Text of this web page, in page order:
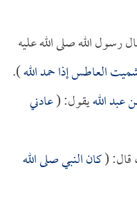
رسول الله صلى الله عليه
العاطس إذا حمد الله).
عبد اللهيقول: (عادني
، قال: (كان النبي صلى الله